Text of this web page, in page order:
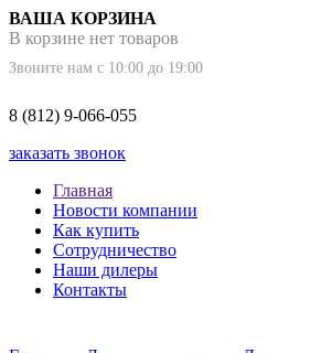
ВАША КОРЗИНА
В корзине нет товаров
Звоните нам с 10:00 до 19:00
8 (812) 9-066-055
заказать звонок
Главная
Новости компании
Как купить
Сотрудничество
Наши дилеры
Контакты